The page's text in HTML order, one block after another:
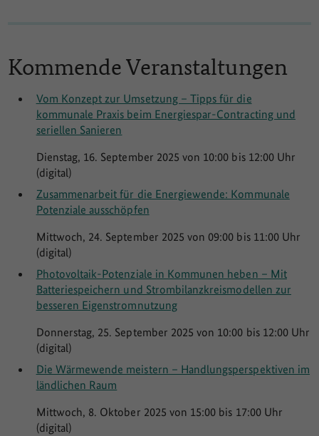
Kommende Veranstaltungen
Vom Konzept zur Umsetzung – Tipps für die
kommunale Praxis beim Energiespar-Contracting und
seriellen Sanieren
Dienstag, 16. September 2025 von 10:00 bis 12:00 Uhr
(digital)
Zusammenarbeit für die Energiewende: Kommunale
Potenziale ausschöpfen
Mittwoch, 24. September 2025 von 09:00 bis 11:00 Uhr
(digital)
Photovoltaik-Potenziale in Kommunen heben – Mit
Batteriespeichern und Strombilanzkreismodellen zur
besseren Eigenstromnutzung
Donnerstag, 25. September 2025 von 10:00 bis 12:00 Uhr
(digital)
Die Wärmewende meistern – Handlungsperspektiven im
ländlichen Raum
Mittwoch, 8. Oktober 2025 von 15:00 bis 17:00 Uhr
(digital)